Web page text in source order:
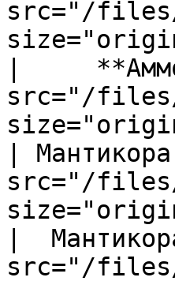
src="/files/
|
src="/files/
|
src="/files/
|
src="/files/